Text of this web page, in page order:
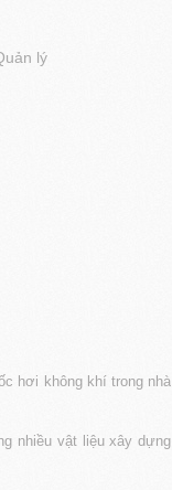
lý
hơi không khí trong nhà
nhiều vật liệu xây dựng